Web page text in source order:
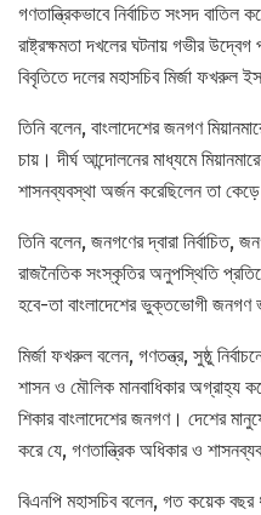
গণতান্ত্রিকভাবে নির্বাচিত সংসদ বাতিল
রাষ্ট্রক্ষমতা দখলের ঘটনায় গভীর
বিবৃতিতে দলের মহাসচিব মির্জা
তিনি বলেন, বাংলাদেশের জনগণ
চায়। দীর্ঘ আন্দোলনের মাধ্যমে
শাসনব্যবস্থা অর্জন করেছিলেন তা
তিনি বলেন, জনগণের দ্বারা নির্বাচিত,
রাজনৈতিক সংস্কৃতির অনুপস্থিতি
হবে-তা বাংলাদেশের ভুক্তভোগী জনগণ
মির্জা ফখরুল বলেন, গণতন্ত্র, সুষ্ঠু
শাসন ও মৌলিক মানবাধিকার অগ্রাহ্য
শিকার বাংলাদেশের জনগণ। দেশের
করে যে, গণতান্ত্রিক অধিকার ও
বিএনপি মহাসচিব বলেন, গত কয়েক বছর